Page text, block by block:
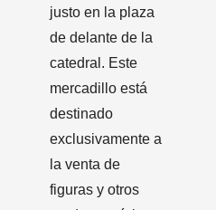
justo en la plaza
de delante de la
catedral. Este
mercadillo está
destinado
exclusivamente a
la venta de
figuras y otros